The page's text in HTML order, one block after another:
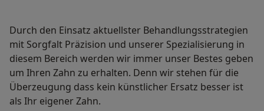
Durch den Einsatz aktuellster Behandlungsstrategien
mit Sorgfalt Präzision und unserer Spezialisierung in
diesem Bereich werden wir immer unser Bestes geben
um Ihren Zahn zu erhalten. Denn wir stehen für die
Überzeugung dass kein künstlicher Ersatz besser ist
als Ihr eigener Zahn.